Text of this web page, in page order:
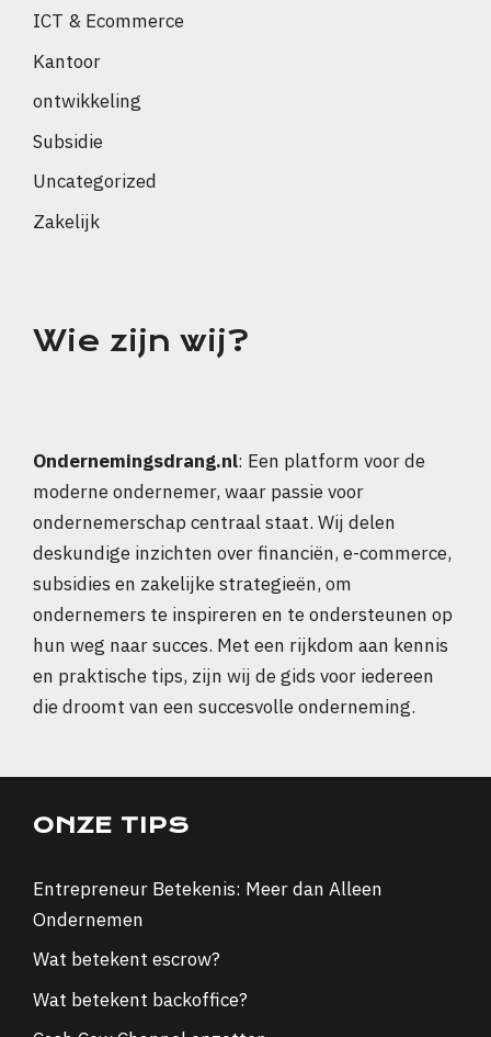
ICT & Ecommerce
Kantoor
ontwikkeling
Subsidie
Uncategorized
Zakelijk
Wie zijn wij?
Ondernemingsdrang.nl: Een platform voor de
moderne ondernemer, waar passie voor
ondernemerschap centraal staat. Wij delen
deskundige inzichten over financiën, e-commerce,
subsidies en zakelijke strategieën, om
ondernemers te inspireren en te ondersteunen op
hun weg naar succes. Met een rijkdom aan kennis
en praktische tips, zijn wij de gids voor iedereen
die droomt van een succesvolle onderneming.
ONZE TIPS
Entrepreneur Betekenis: Meer dan Alleen
Ondernemen
Wat betekent escrow?
Wat betekent backoffice?